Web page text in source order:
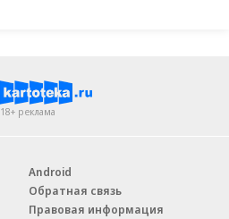
18+ реклама
Android
Обратная связь
Правовая информация